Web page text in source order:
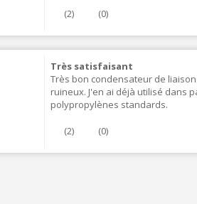
(2) (0)
Très satisfaisant
Très bon condensateur de
ruineux. J'en ai déjà utilisé dans
polypropylènes standards.
(2) (0)